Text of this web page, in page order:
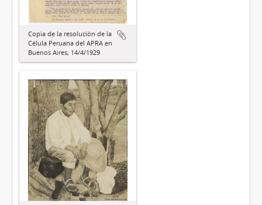
Copia de la resolución de la
Célula Peruana del APRA en
Buenos Aires, 14/4/1929